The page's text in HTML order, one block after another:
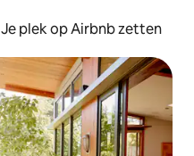
Je plek op Airbnb zetten